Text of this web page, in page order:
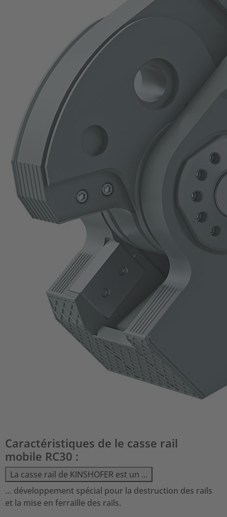
Caractéristiques de le casse rail
mobile RC30 :
La casse rail de KINSHOFER est un …
… développement spécial pour la destruction des rails
et la mise en ferraille des rails.